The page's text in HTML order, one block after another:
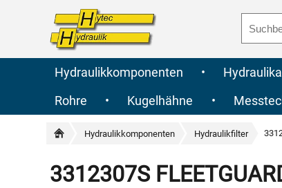
Hydraulikkomponenten •
Rohre
• Kugelhähne •
Hydraulikkomponenten Hydraulikfilter
3312307S